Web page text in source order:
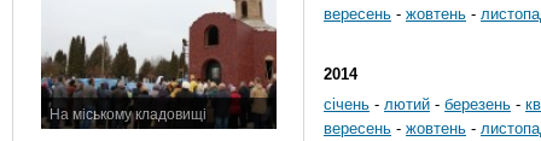
На міському кладовищі
вересень - жовтень -
2014
січень - лютий - березень -
вересень - жовтень -